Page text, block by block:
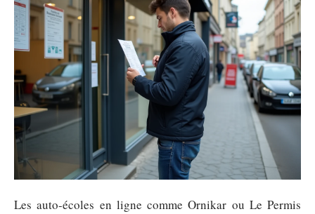
Les auto-écoles en ligne comme Ornikar ou Le Permis